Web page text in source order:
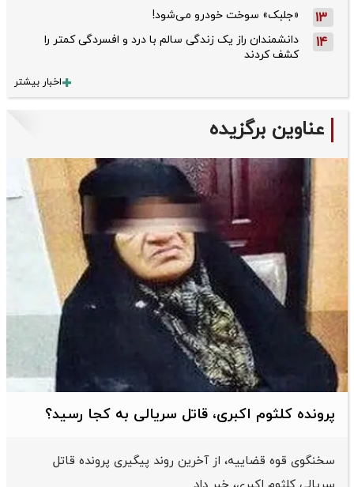
13 «جلبک» سوخت خودرو می‌شود!
14
دانشمندان راز یک زندگی سالم با درد و افسردگی کمتر را
کشف کردند
اخبار بیشتر
عناوین برگزیده
پرونده کلثوم اکبری، قاتل سریالی به کجا رسید؟
سخنگوی قوه قضاییه، از آخرین روند پیگیری پرونده قاتل